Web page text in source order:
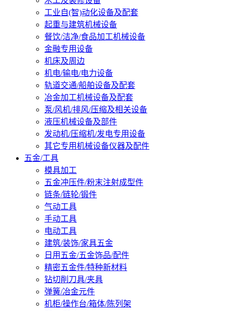
工业自(智)动化设备及配套
起重与建筑机械设备
餐饮/洁净/食品加工机械设备
金融专用设备
机床及周边
机电/输电/电力设备
轨道交通/船舶设备及配套
冶金加工机械设备及配套
泵/风机/排风/压缩及相关设备
液压机械设备及部件
发动机/压缩机/发电专用设备
其它专用机械设备仪器及配件
五金/工具
模具加工
五金冲压件/粉末注射成型件
链条/链轮/锻件
气动工具
手动工具
电动工具
建筑/装饰/家具五金
日用五金/五金饰品/配件
精密五金件/特种新材料
钻切削刀具/夹具
弹簧/冶金元件
机柜/操作台/箱体/陈列架